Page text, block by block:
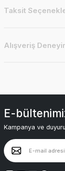
Taksit
Alışveriş
E-
Kampanya ve